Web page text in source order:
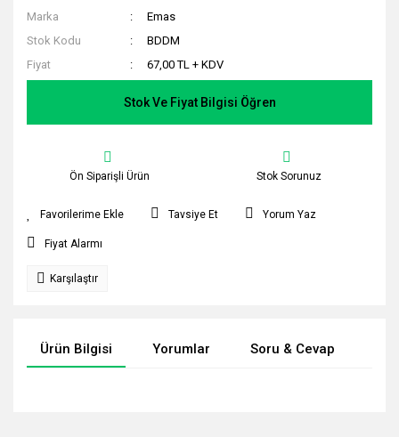
Marka
Emas
Stok Kodu
BDDM
Fiyat
67,00 TL + KDV
Stok Ve Fiyat Bilgisi Öğren
Ön Siparişli Ürün Stok Sorunuz
Tavsiye Et Yorum Yaz
Fiyat Alarmı
Karşılaştır
Ürün Bilgisi Yorumlar Soru & Cevap